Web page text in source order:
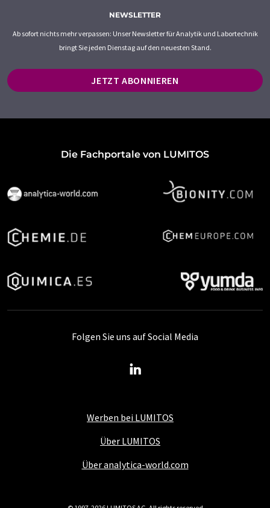
NEWSLETTER
Ab sofort nichts mehr verpassen: Unser Newsletter für Analytik und Labortechnik
bringt Sie jeden Dienstag auf den neuesten Stand.
JETZT ABONNIEREN
Die Fachportale von LUMITOS
Werben bei LUMITOS
Über LUMITOS
Über analytica-world.com
Folgen Sie uns auf Social Media